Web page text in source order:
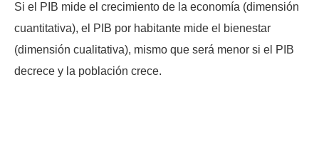
Si el PIB mide el crecimiento de la economía (dimensión
cuantitativa), el PIB por habitante mide el bienestar
(dimensión cualitativa), mismo que será menor si el PIB
decrece y la población crece.